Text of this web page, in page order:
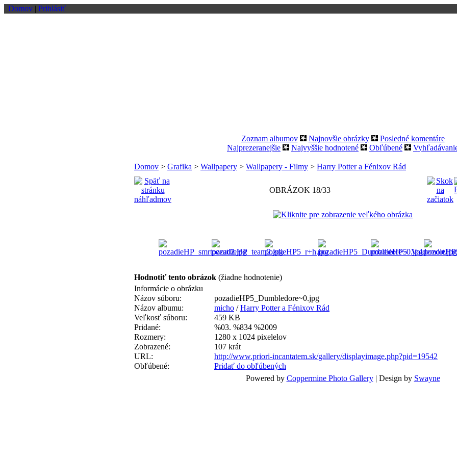
Domov | Prihlásiť
Zoznam albumov Najnovšie obrázky
Posledné komentáre
Najprezeranejšie
Najvyššie hodnotené Obľúbené
Domov > Grafika > Wallpapery > Wallpapery - Filmy > Harry Potter a Fénixov Rád
OBRÁZOK 18/33
Hodnotiť tento obrázok (žiadne hodnotenie)
Informácie o obrázku
Názov súboru:
pozadieHP5_Dumbledore~0.jpg
Názov albumu:
micho /Harry Potter a Fénixov Rád
Veľkosť súboru:
459 KB
Pridané:
%03. %834 %2009
Rozmery:
1280 x 1024 pixelelov
Zobrazené:
107 krát
URL:
http://www.priori-incantatem.sk/gallery/displayimage.php?pid=19542
Obľúbené:
Pridať do obľúbených
Powered by Coppermine Photo Gallery| Design by Swayne